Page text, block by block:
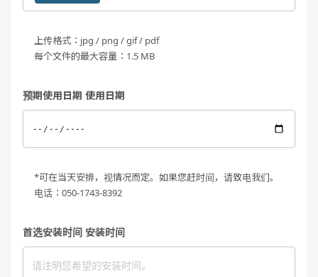
上传格式：jpg / png / gif / pdf
每个文件的最大容量：1.5 MB
预期使用日期 使用日期
*可在当天安排，视情况而定。如果您赶时间，请致电我们。
电话：050-1743-8392
首选安装时间 安装时间